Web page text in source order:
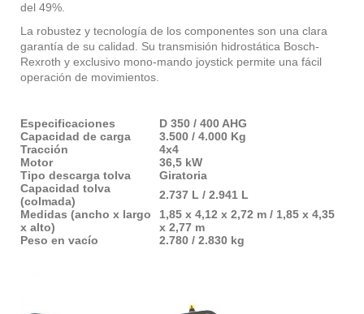
del 49%.
La robustez y tecnología de los componentes son una clara
garantía de su calidad. Su transmisión hidrostática Bosch-
Rexroth y exclusivo mono-mando joystick permite una fácil
operación de movimientos.
Especificaciones
D 350 / 400 AHG
Capacidad de carga
3.500 / 4.000 Kg
Tracción
4x4
Motor
36,5 kW
Tipo descarga tolva
Giratoria
Capacidad tolva
(colmada)
2.737 L / 2.941 L
Medidas (ancho x largo
x alto)
1,85 x 4,12 x 2,72 m / 1,85 x 4,35
x 2,77 m
Peso en vacío
2.780 / 2.830 kg